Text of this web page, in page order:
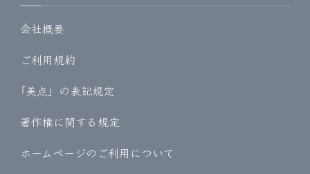
会社概要
ご利用規約
｢美点」の表記規定
著作権に関する規定
ホームページのご利用について